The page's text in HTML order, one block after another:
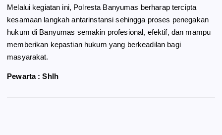
Melalui kegiatan ini, Polresta Banyumas berharap tercipta
kesamaan langkah antarinstansi sehingga proses penegakan
hukum di Banyumas semakin profesional, efektif, dan mampu
memberikan kepastian hukum yang berkeadilan bagi
masyarakat.
Pewarta : Shlh